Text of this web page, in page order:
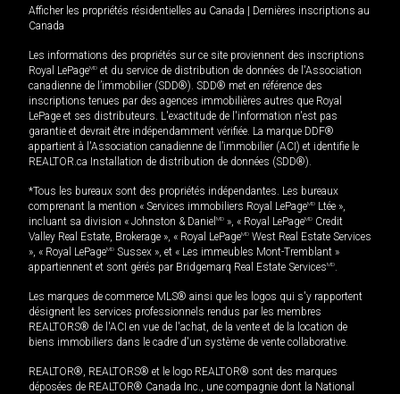
Afficher les propriétés résidentielles au Canada
Dernières inscriptions au
Canada
Les informations des propriétés sur ce site proviennent des inscriptions
Royal LePageMD et du service de distribution de données de l'Association
canadienne de l’immobilier (SDD®). SDD® met en référence des
inscriptions tenues par des agences immobilières autres que Royal
LePage et ses distributeurs. L'exactitude de l'information n'est pas
garantie et devrait être indépendamment vérifiée. La marque DDF®
appartient à l'Association canadienne de l’immobilier (ACI) et identifie le
REALTOR.ca Installation de distribution de données (SDD®).
*Tous les bureaux sont des propriétés indépendantes. Les bureaux
comprenant la mention « Services immobiliers Royal LePageMD Ltée »,
incluant sa division « Johnston & Daniel MD », « Royal LePageMD Credit
Valley Real Estate, Brokerage », « Royal LePageMD West Real Estate Services
», « Royal LePageMD Sussex », et « Les immeubles Mont-Tremblant »
appartiennent et sont gérés par Bridgemarq Real Estate ServicesMD.
Les marques de commerce MLS® ainsi que les logos qui s'y rapportent
désignent les services professionnels rendus par les membres
REALTORS® de l'ACI en vue de l'achat, de la vente et de la location de
biens immobiliers dans le cadre d'un système de vente collaborative.
REALTOR®, REALTORS® et le logo REALTOR® sont des marques
déposées de REALTOR® Canada Inc., une compagnie dont la National